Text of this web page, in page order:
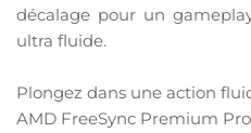
décalage pour un
ultra fluide.
Plongez dans une action
AMD FreeSync Premium Pro